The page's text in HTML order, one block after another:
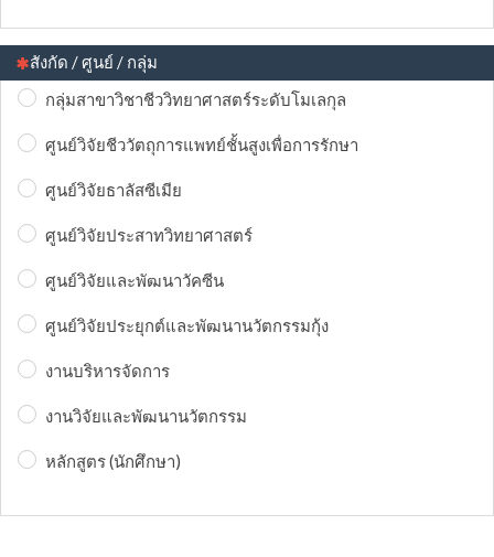
(This question is mandatory)
สังกัด / ศูนย์ / กลุ่ม
กลุ่มสาขาวิชาชีววิทยาศาสตร์ระดับโมเลกุล
ศูนย์วิจัยชีววัตถุการแพทย์ชั้นสูงเพื่อการรักษา
ศูนย์วิจัยธาลัสซีเมีย
ศูนย์วิจัยประสาทวิทยาศาสตร์
ศูนย์วิจัยและพัฒนาวัคซีน
ศูนย์วิจัยประยุกต์และพัฒนานวัตกรรมกุ้ง
งานบริหารจัดการ
งานวิจัยและพัฒนานวัตกรรม
หลักสูตร (นักศึกษา)